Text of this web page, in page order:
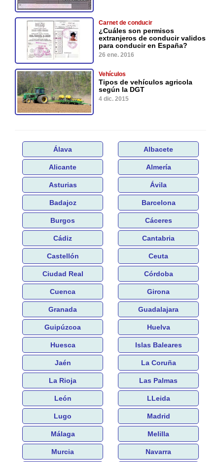
Carnet de conducir
¿Cuáles son permisos
extranjeros de conducir validos
para conducir en España?
26 ene. 2016
Vehículos
Tipos de vehículos agricola
según la DGT
4 dic. 2015
Álava Albacete
Alicante Almería
Asturias Ávila
Badajoz Barcelona
Burgos Cáceres
Cádiz Cantabria
Castellón Ceuta
Ciudad Real Córdoba
Cuenca Girona
Granada Guadalajara
Guipúzcoa Huelva
Huesca Islas Baleares
Jaén La Coruña
La Rioja Las Palmas
León LLeida
Lugo Madrid
Málaga Melilla
Murcia Navarra